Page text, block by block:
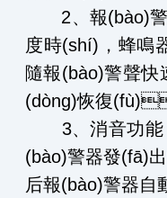
2、報(bào)
度時(shí)，蜂
隨報(bào)警聲快
(dòng)恢復
3、消音功
(bào)警器發(fā)
后報(bào)警器自動